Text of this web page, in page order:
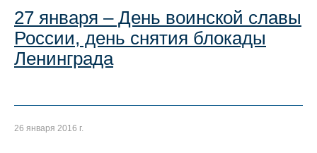
27 января – День воинской славы
России, день снятия блокады
Ленинграда
26 января 2016 г.